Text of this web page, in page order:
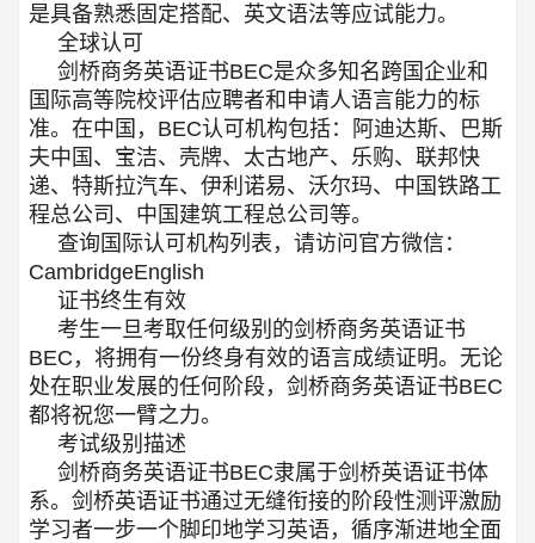
是具备熟悉固定搭配、英文语法等应试能力。
全球认可
剑桥商务英语证书BEC是众多知名跨国企业和
国际高等院校评估应聘者和申请人语言能力的标
准。在中国，BEC认可机构包括：阿迪达斯、巴斯
夫中国、宝洁、壳牌、太古地产、乐购、联邦快
递、特斯拉汽车、伊利诺易、沃尔玛、中国铁路工
程总公司、中国建筑工程总公司等。
查询国际认可机构列表，请访问官方微信：
CambridgeEnglish
证书终生有效
考生一旦考取任何级别的剑桥商务英语证书
BEC，将拥有一份终身有效的语言成绩证明。无论
处在职业发展的任何阶段，剑桥商务英语证书BEC
都将祝您一臂之力。
考试级别描述
剑桥商务英语证书BEC隶属于剑桥英语证书体
系。剑桥英语证书通过无缝衔接的阶段性测评激励
学习者一步一个脚印地学习英语，循序渐进地全面